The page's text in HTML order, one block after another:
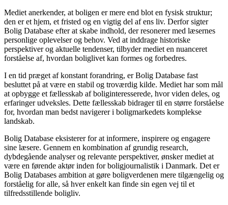
Mediet anerkender, at boligen er mere end blot en fysisk struktur;
den er et hjem, et fristed og en vigtig del af ens liv. Derfor sigter
Bolig Database efter at skabe indhold, der resonerer med læsernes
personlige oplevelser og behov. Ved at inddrage historiske
perspektiver og aktuelle tendenser, tilbyder mediet en nuanceret
forståelse af, hvordan boliglivet kan formes og forbedres.
I en tid præget af konstant forandring, er Bolig Database fast
besluttet på at være en stabil og troværdig kilde. Mediet har som mål
at opbygge et fællesskab af boliginteresserede, hvor viden deles, og
erfaringer udveksles. Dette fællesskab bidrager til en større forståelse
for, hvordan man bedst navigerer i boligmarkedets komplekse
landskab.
Bolig Database eksisterer for at informere, inspirere og engagere
sine læsere. Gennem en kombination af grundig research,
dybdegående analyser og relevante perspektiver, ønsker mediet at
være en førende aktør inden for boligjournalistik i Danmark. Det er
Bolig Databases ambition at gøre boligverdenen mere tilgængelig og
forståelig for alle, så hver enkelt kan finde sin egen vej til et
tilfredsstillende boligliv.